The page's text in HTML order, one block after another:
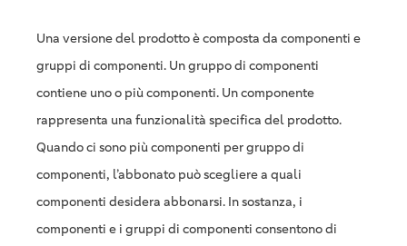
Una versione del prodotto è composta da componenti e
gruppi di componenti. Un gruppo di componenti
contiene uno o più componenti. Un componente
rappresenta una funzionalità specifica del prodotto.
Quando ci sono più componenti per gruppo di
componenti, l’abbonato può scegliere a quali
componenti desidera abbonarsi. In sostanza, i
componenti e i gruppi di componenti consentono di